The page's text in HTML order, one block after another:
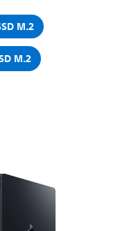
M.2
M.2